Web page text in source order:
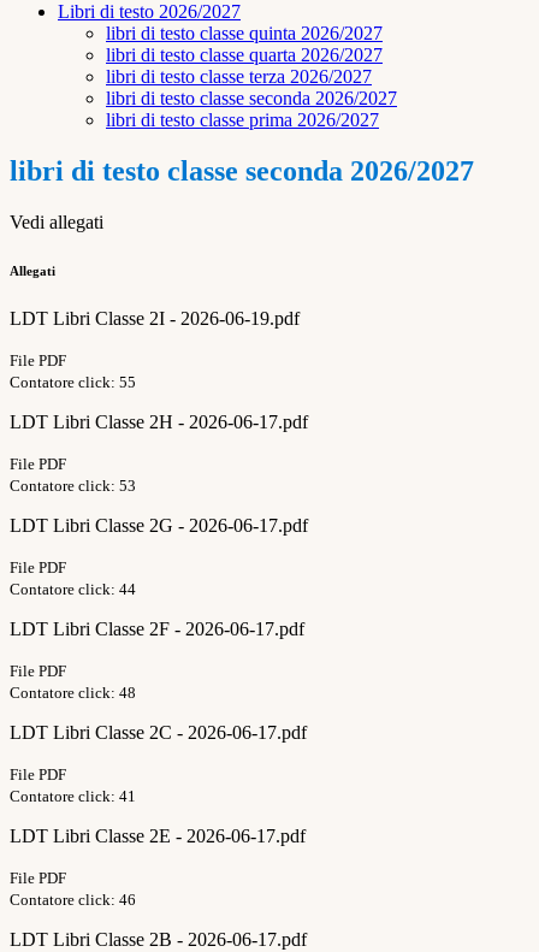
Libri di testo 2026/2027
libri di testo classe quinta 2026/2027
libri di testo classe quarta 2026/2027
libri di testo classe terza 2026/2027
libri di testo classe seconda 2026/2027
libri di testo classe prima 2026/2027
libri di testo classe seconda 2026/2027
Vedi allegati
Allegati
LDT Libri Classe 2I - 2026-06-19.pdf
File PDF
Contatore click: 55
LDT Libri Classe 2H - 2026-06-17.pdf
File PDF
Contatore click: 53
LDT Libri Classe 2G - 2026-06-17.pdf
File PDF
Contatore click: 44
LDT Libri Classe 2F - 2026-06-17.pdf
File PDF
Contatore click: 48
LDT Libri Classe 2C - 2026-06-17.pdf
File PDF
Contatore click: 41
LDT Libri Classe 2E - 2026-06-17.pdf
File PDF
Contatore click: 46
LDT Libri Classe 2B - 2026-06-17.pdf